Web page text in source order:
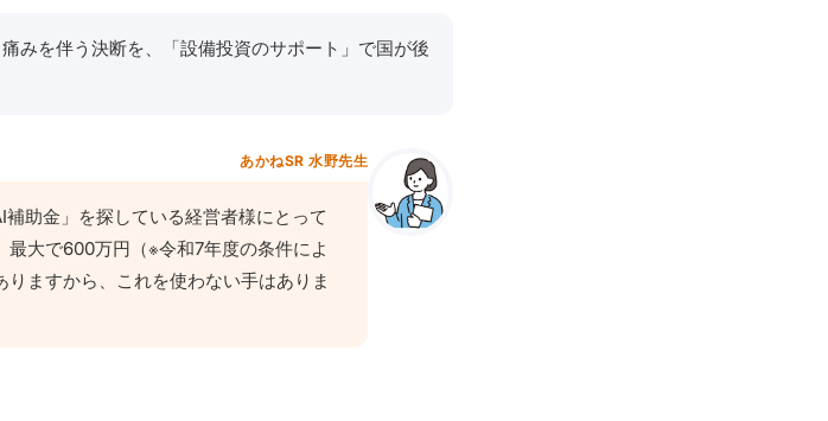
みを伴う決断を、「設備投資のサポート」で国が後
あかねSR 水野先生
助金」を探している経営者様にとって
大で600万円（※令和7年度の条件によ
ますから、これを使わない手はありま